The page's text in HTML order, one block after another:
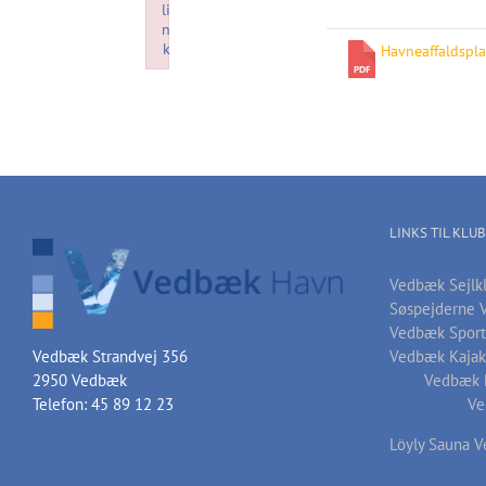
Vedbæk Strandvej 356
2950 Vedbæk
Telefon: 45 89 12 23
LINKS TIL
Vedbæk
Søspejderne
Vedbæk
Vedbæk
Vedbæk
Löyly Sauna
li
n
k
Failed to initialize plugin: wplink